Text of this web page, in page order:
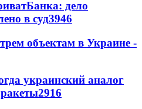
дело
в суд3946
объектам в Украине -
украинский аналог
2916